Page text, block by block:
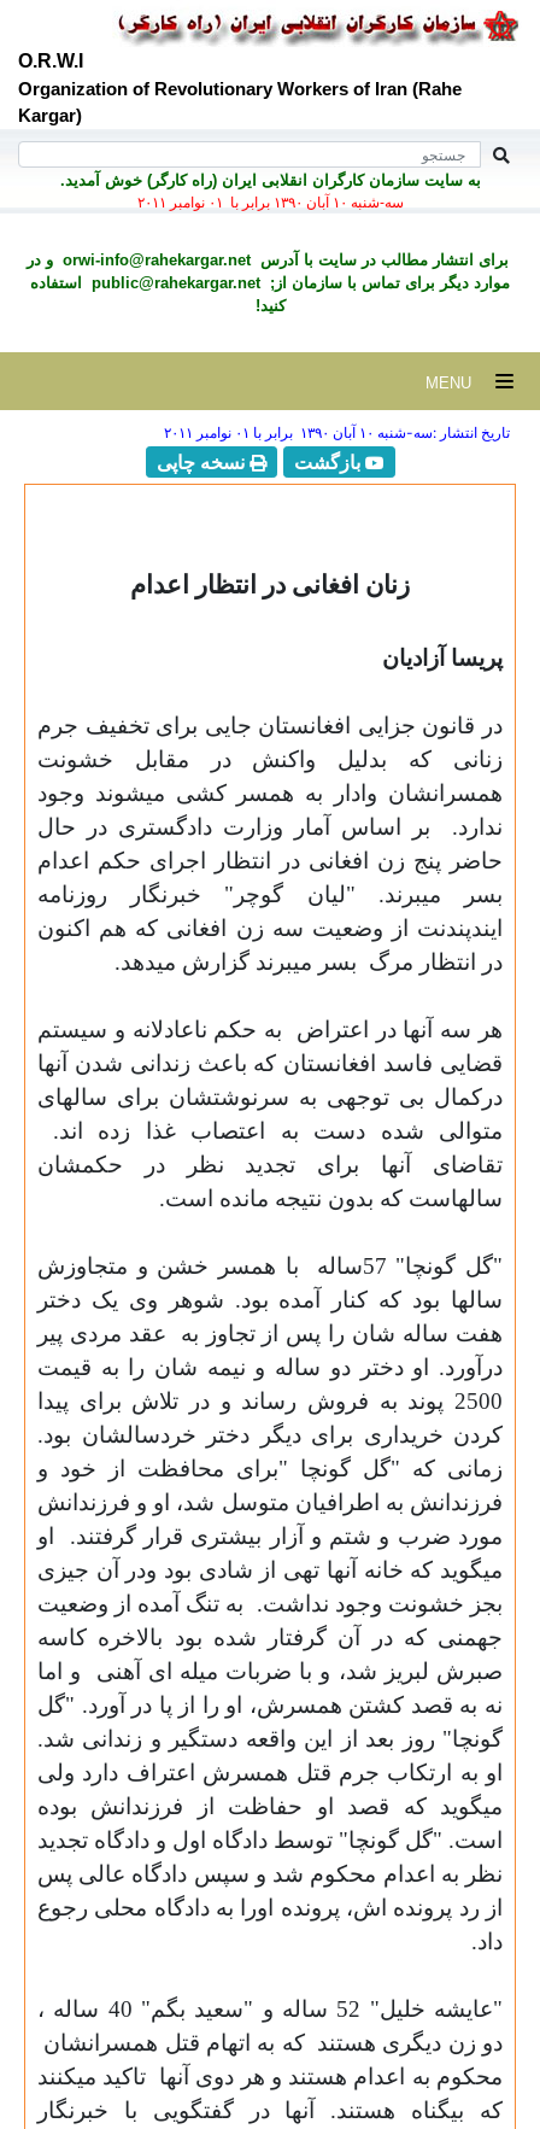
O.R.W.I
Organization of Revolutionary Workers of Iran (Rahe
Kargar)
به سايت سازمان کارگران انقلابی ايران (راه کارگر) خوش آمديد.
سه-شنبه ۱۰ آبان ۱۳۹۰ برابر با ۰۱ نوامبر ۲۰۱۱
برای انتشار مطالب در سايت با آدرسorwi-info@rahekargar.net و در
موارد ديگر برای تماس با سازمان از;public@rahekargar.net
استفاده
کنید!
تاریخ انتشار :سه-شنبه ۱۰ آبان ۱۳۹۰ برابر با ۰۱ نوامبر ۲۰۱۱
بازگشت نسخه چاپی
زنان افغانی در انتظار اعدام
پریسا آزادیان
در قانون جزایی افغانستان جایی برای تخفیف جرم
زنانی که بدلیل واکنش در مقابل خشونت
همسرانشان وادار به همسر کشی میشوند وجود
ندارد.
بر اساس آمار وزارت دادگستری در حال
حاضر پنج زن افغانی در انتظار اجرای حکم اعدام
بسر میبرند. "لیان گوچر" خبرنگار روزنامه
ایندپندنت از وضعیت سه زن افغانی که هم اکنون
در انتظار مرگ بسر میبرند گزارش میدهد.
هر سه آنها در اعتراض
به حکم ناعادلانه و سیستم
قضایی فاسد افغانستان که باعث زندانی شدن آنها
درکمال بی توجهی به سرنوشتشان برای سالهای
متوالی شده دست به اعتصاب غذا زده اند.
تقاضای آنها برای تجدید نظر در حکمشان
سالهاست که بدون نتیجه مانده است.
"گل گونچا" 57ساله
با همسر خشن و متجاوزش
سالها بود که کنار آمده بود. شوهر وی یک دختر
هفت ساله شان را پس از تجاوز به
عقد مردی پیر
درآورد. او دختر دو ساله و نیمه شان را به قیمت
2500 پوند به فروش رساند و در تلاش برای پیدا
کردن خریداری برای دیگر دختر خردسالشان بود.
زمانی که "گل گونچا "برای محافظت از خود و
فرزندانش به اطرافیان متوسل شد، او و فرزندانش
مورد ضرب و شتم و آزار بیشتری قرار گرفتند.
او
میگوید که خانه آنها تهی از شادی بود ودر آن جیزی
بجز خشونت وجود نداشت.
به تنگ آمده از وضعیت
جهمنی که در آن گرفتار شده بود بالاخره کاسه
صبرش لبریز شد، و با ضربات میله ای آهنی
و اما
نه به قصد کشتن همسرش، او را از پا در آورد. "گل
گونچا" روز بعد از این واقعه دستگیر و زندانی شد.
او به ارتکاب جرم قتل همسرش اعتراف دارد ولی
میگوید که قصد او حفاظت از فرزندانش بوده
است. "گل گونچا" توسط دادگاه اول و دادگاه تجدید
نظر به اعدام محکوم شد و سپس دادگاه عالی پس
از رد پرونده اش، پرونده اورا به دادگاه محلی رجوع
داد.
"عایشه خلیل" 52 ساله و "سعید بگم" 40 ساله ،
دو زن دیگری هستند که به اتهام قتل همسرانشان
محکوم به اعدام هستند و هر دوی آنها تاکید میکنند
که بیگناه هستند. آنها در گفتگویی با خبرنگار